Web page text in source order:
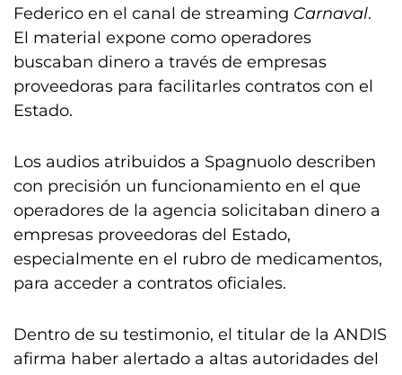
Federico en el canal de streaming Carnaval.
El material expone como operadores
buscaban dinero a través de empresas
proveedoras para facilitarles contratos con el
Estado.
Los audios atribuidos a Spagnuolo describen
con precisión un funcionamiento en el que
operadores de la agencia solicitaban dinero a
empresas proveedoras del Estado,
especialmente en el rubro de medicamentos,
para acceder a contratos oficiales.
Dentro de su testimonio, el titular de la ANDIS
afirma haber alertado a altas autoridades del